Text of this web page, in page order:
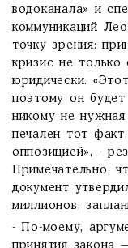
водоканала» и
коммуникаций
точку зрения:
кризис не
юридически.
поэтому он
никому не
печален тот
оппозицией», -
Примечательно,
документ
миллионов,
- По-моему,
принятия закона